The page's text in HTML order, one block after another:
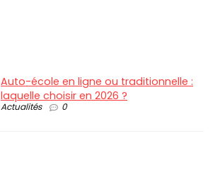
Auto-école en ligne ou traditionnelle :
laquelle choisir en 2026 ?
Actualités 0